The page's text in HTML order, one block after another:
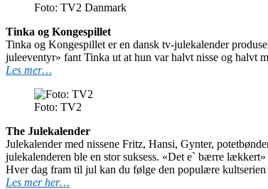
Foto: TV2 Danmark
Tinka og Kongespillet
Tinka og Kongespillet er en dansk tv-julekalender
juleeventyr» fant Tinka ut at hun var halvt nisse og halvt
Les mer…
Foto: TV2
The Julekalender
Julekalender med nissene Fritz, Hansi, Gynter,
julekalenderen ble en stor suksess. «Det e` bærre
Hver dag fram til jul kan du følge den populære
Les mer her…